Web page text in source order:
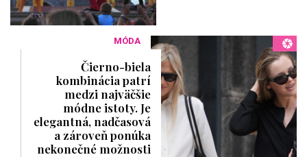
MÓDA
Čierno-biela
kombinácia patrí
medzi najväčšie
módne istoty. Je
elegantná, nadčasová
a zároveň ponúka
nekonečné možnosti